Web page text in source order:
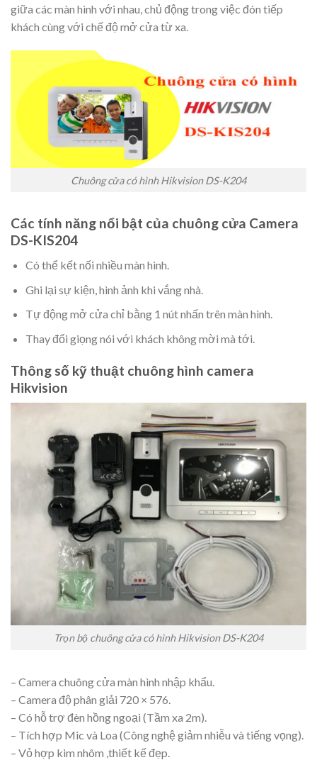
giữa các màn hình với nhau, chủ động trong việc đón tiếp
khách cùng với chế độ mở cửa từ xa.
Chuông cửa có hình Hikvision DS-K204
Các tính năng nổi bật của chuông cửa Camera
DS-KIS204
Có thể kết nối nhiều màn hình.
Ghi lại sự kiện, hình ảnh khi vắng nhà.
Tự động mở cửa chỉ bằng 1 nút nhấn trên màn hình.
Thay đổi giọng nói với khách không mời mà tới.
Thông số kỹ thuật chuông hình camera
Hikvision
Trọn bộ chuông cửa có hình Hikvision DS-K204
– Camera chuông cửa màn hình nhập khẩu.
– Camera độ phân giải 720 × 576.
– Có hỗ trợ đèn hồng ngoại (Tầm xa 2m).
– Tích hợp Mic và Loa (Công nghệ giảm nhiễu và tiếng vọng).
– Vỏ hợp kim nhôm ,thiết kế đẹp.